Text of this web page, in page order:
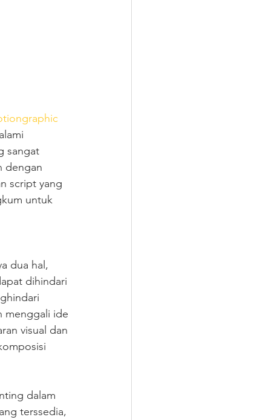
sangat
dengan
script yang
untuk
dua hal,
dihindari
menggali ide
visual dan
dalam
terssedia,